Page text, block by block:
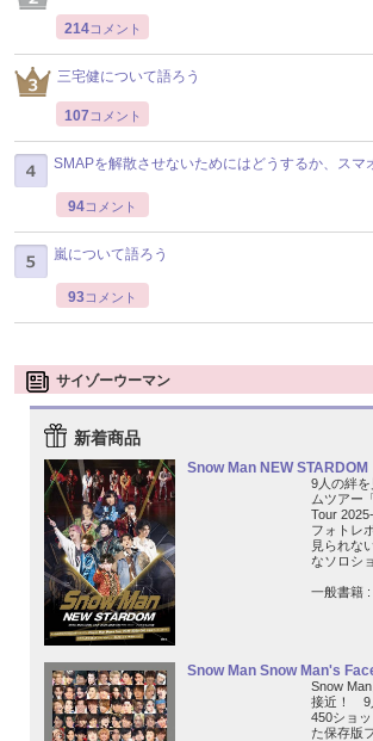
214コメント
三宅健について語ろう
107コメント
SMAPを解散させないためにはどうするか、スマ
94コメント
嵐について語ろう
93コメント
サイゾーウーマン
新着商品
Snow Man NEW STARDOM
9人の絆
ムツアー
Tour
フォトレ
見られな
なソロシ
一般書籍 :
Snow Man Snow Man's
Snow
接近！ 9
450ショ
た保存版